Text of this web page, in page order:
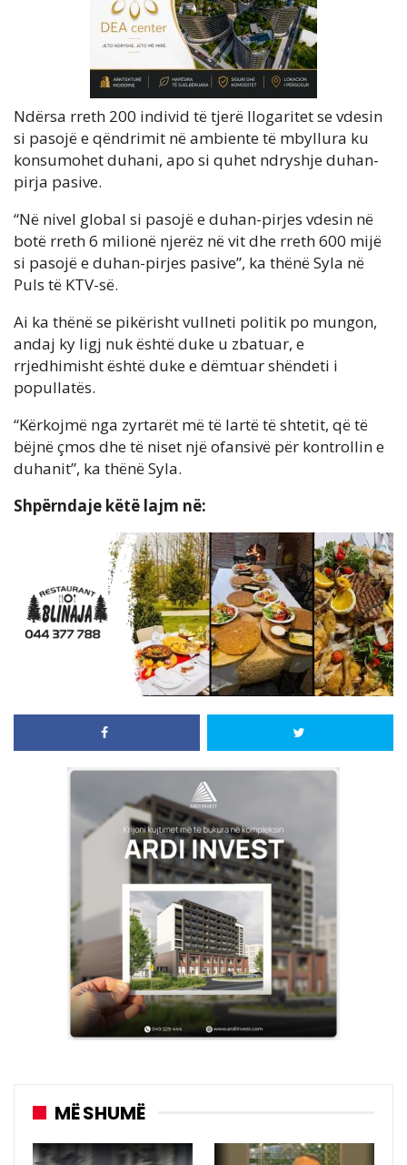
Ndërsa rreth 200 individ të tjerë llogaritet se vdesin
si pasojë e qëndrimit në ambiente të mbyllura ku
konsumohet duhani, apo si quhet ndryshje duhan-
pirja pasive.
“Në nivel global si pasojë e duhan-pirjes vdesin në
botë rreth 6 milionë njerëz në vit dhe rreth 600 mijë
si pasojë e duhan-pirjes pasive”, ka thënë Syla në
Puls të KTV-së.
Ai ka thënë se pikërisht vullneti politik po mungon,
andaj ky ligj nuk është duke u zbatuar, e
rrjedhimisht është duke e dëmtuar shëndeti i
popullatës.
“Kërkojmë nga zyrtarët më të lartë të shtetit, që të
bëjnë çmos dhe të niset një ofansivë për kontrollin e
duhanit”, ka thënë Syla.
Shpërndaje këtë lajm në:
MË SHUMË